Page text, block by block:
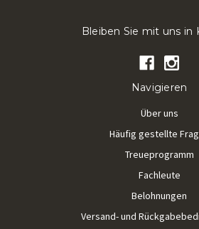
Bleiben Sie mit uns in
Navigieren
Über uns
Häufig gestellte
Treueprogramm
Fachleute
Belohnungen
Versand- und